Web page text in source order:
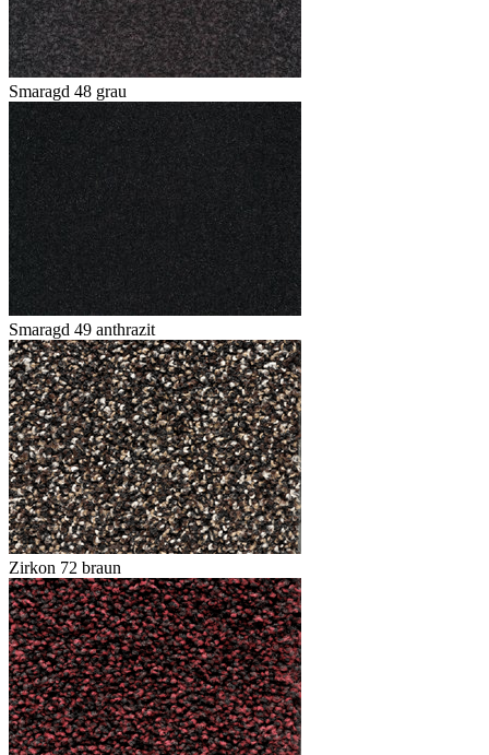
Smaragd 48 grau
Smaragd 49 anthrazit
Zirkon 72 braun